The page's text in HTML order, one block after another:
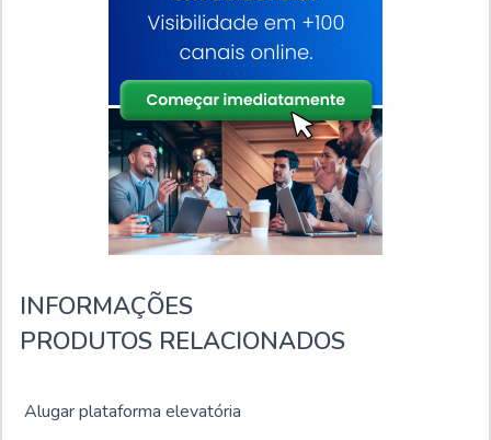
INFORMAÇÕES
PRODUTOS RELACIONADOS
Alugar plataforma elevatória